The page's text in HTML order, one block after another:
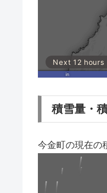
積雪量・
今金町の現在の